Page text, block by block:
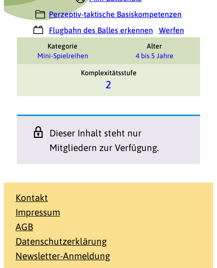
Perzeptiv-taktische Basiskompetenzen
Flugbahn des Balles erkennen
Werfen
Kategorie
Mini-Spielreihen
Alter
4 bis 5 Jahre
Komplexitätsstufe
2
Dieser Inhalt steht nur
Mitgliedern zur Verfügung.
Kontakt
Impressum
AGB
Datenschutzerklärung
Newsletter-Anmeldung